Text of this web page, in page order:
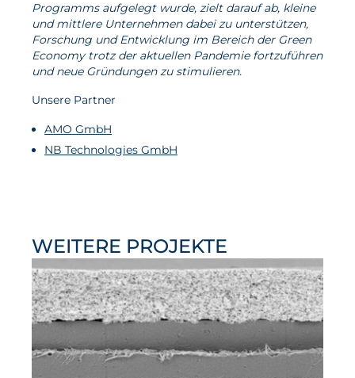
Programms aufgelegt wurde, zielt darauf ab, kleine
und mittlere Unternehmen dabei zu unterstützen,
Forschung und Entwicklung im Bereich der Green
Economy trotz der aktuellen Pandemie fortzuführen
und neue Gründungen zu stimulieren.
Unsere Partner
AMO GmbH
NB Technologies GmbH
WEITERE PROJEKTE